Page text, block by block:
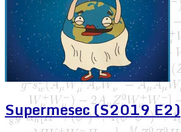
Supermesec (S2019 E2)